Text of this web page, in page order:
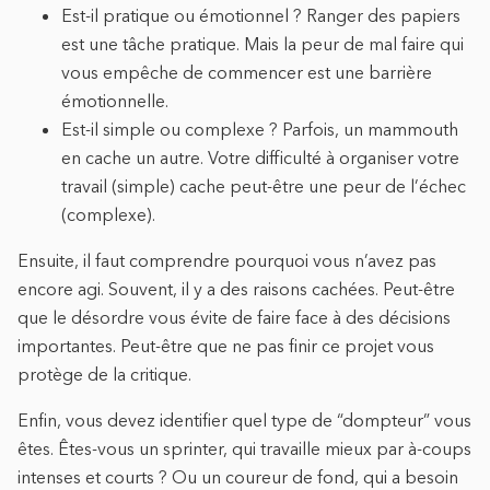
Est-il pratique ou émotionnel ? Ranger des papiers
est une tâche pratique. Mais la peur de mal faire qui
vous empêche de commencer est une barrière
émotionnelle.
Est-il simple ou complexe ? Parfois, un mammouth
en cache un autre. Votre difficulté à organiser votre
travail (simple) cache peut-être une peur de l’échec
(complexe).
Ensuite, il faut comprendre pourquoi vous n’avez pas
encore agi. Souvent, il y a des raisons cachées. Peut-être
que le désordre vous évite de faire face à des décisions
importantes. Peut-être que ne pas finir ce projet vous
protège de la critique.
Enfin, vous devez identifier quel type de “dompteur” vous
êtes. Êtes-vous un sprinter, qui travaille mieux par à-coups
intenses et courts ? Ou un coureur de fond, qui a besoin